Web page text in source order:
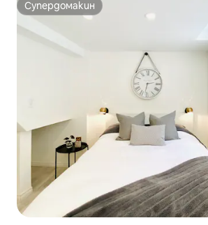
Супердомакин
Супердомакин